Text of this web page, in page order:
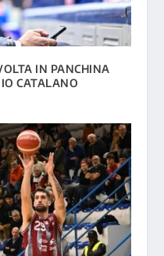
IN PANCHINA
CATALANO